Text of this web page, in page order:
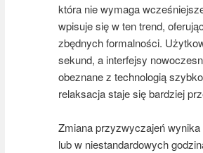
która nie wymaga
wpisuje się w ten trend,
zbędnych formalności.
sekund, a interfejsy
obeznane z technologią
relaksacja staje się bardziej
Zmiana przyzwyczajeń
lub w niestandardowych